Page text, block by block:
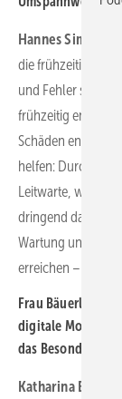
Hannes Simon:
die frühzeitige und
und Fehler sollen
frühzeitig entdeckt
Schäden
helfen: Durch das
Leitwarte, was vor
dringend das
Wartung und
erreichen – und
Frau Bäuerle, Sie
digitale
das Besondere an
Katharina Bäuerle: